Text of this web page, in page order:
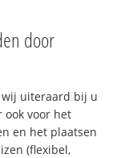
door
wij uiteraard bij u
ook voor het
en het plaatsen
(flexibel,